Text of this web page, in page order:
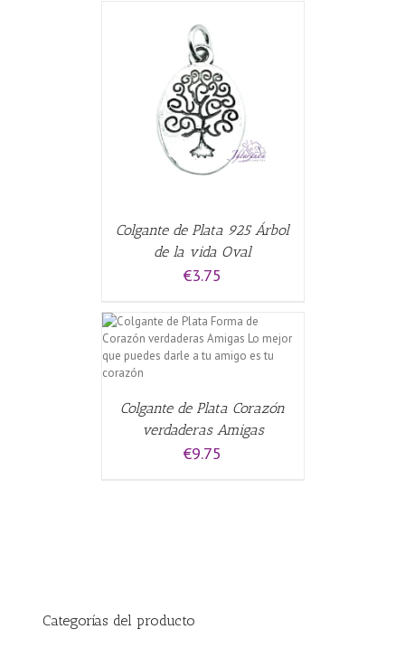
Colgante de Plata 925 Árbol
de la vida Oval
€3.75
Colgante de Plata Corazón
verdaderas Amigas
€9.75
Categorías del producto